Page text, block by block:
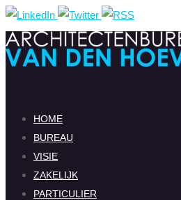
Ga
naar
de
inhoud
naar
inhoud
HOME
BUREAU
VISIE
ZAKELIJK
PARTICULIER